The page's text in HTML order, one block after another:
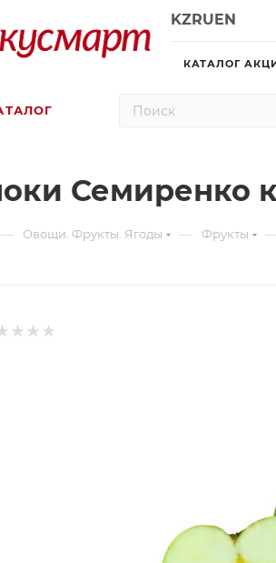
KZRUEN
КАТАЛОГ
Семиренко
— Овощи. Фрукты. Ягоды — Фрукты